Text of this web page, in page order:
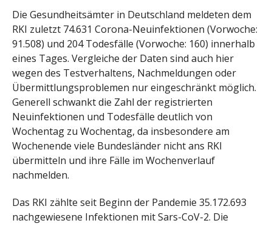
Die Gesundheitsämter in Deutschland meldeten dem
RKI zuletzt 74.631 Corona-Neuinfektionen (Vorwoche:
91.508) und 204 Todesfälle (Vorwoche: 160) innerhalb
eines Tages. Vergleiche der Daten sind auch hier
wegen des Testverhaltens, Nachmeldungen oder
Übermittlungsproblemen nur eingeschränkt möglich.
Generell schwankt die Zahl der registrierten
Neuinfektionen und Todesfälle deutlich von
Wochentag zu Wochentag, da insbesondere am
Wochenende viele Bundesländer nicht ans RKI
übermitteln und ihre Fälle im Wochenverlauf
nachmelden.
Das RKI zählte seit Beginn der Pandemie 35.172.693
nachgewiesene Infektionen mit Sars-CoV-2. Die